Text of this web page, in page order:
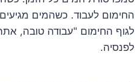
לגוף החימום "עבודה טובה,
לפנסיה.